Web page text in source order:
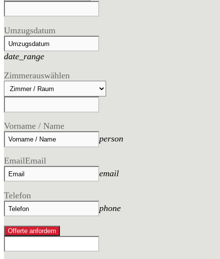
Umzugsdatum
date_range
Zimmerauswählen
Vorname / Name
person
EmailEmail
email
Telefon
phone
Offerte anfordern